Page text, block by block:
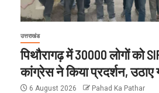
उत्तराखंड
पिथौरागढ़ में 30000 लोगों को
कांग्रेस ने किया प्रदर्शन, उठाए
6 August 2026 Pahad Ka Pathar